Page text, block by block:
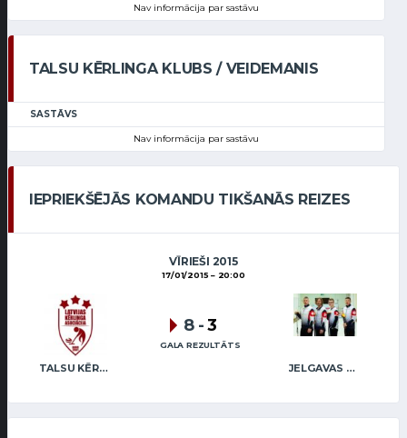
Nav informācija par sastāvu
TALSU KĒRLINGA KLUBS / VEIDEMANIS
SASTĀVS
Nav informācija par sastāvu
IEPRIEKŠĒJĀS KOMANDU TIKŠANĀS REIZES
VĪRIEŠI 2015
17/01/2015 20:00
TALSU KĒRLINGA KLUBS / VEIDEMANIS JELGAVAS MAIZNIEKS
8 -3
GALA REZULTĀTS